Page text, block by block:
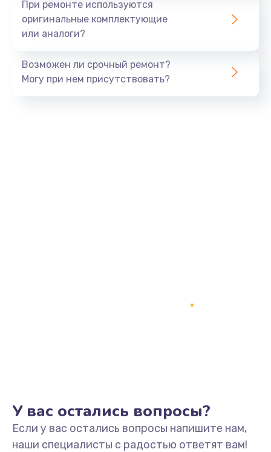
При ремонте используются
оригинальные комплектующие
или аналоги?
Возможен ли срочный ремонт?
Могу при нем присутствовать?
У вас остались вопросы?
Если у вас остались вопросы напишите нам,
наши специалисты с радостью ответят вам!